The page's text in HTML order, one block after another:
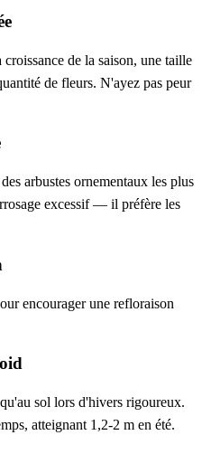
de la saison, une taille
de fleurs. N'ayez pas peur
arbustes ornementaux les plus
excessif — il préfère les
encourager une refloraison
sol lors d'hivers rigoureux.
atteignant 1,2-2 m en été.